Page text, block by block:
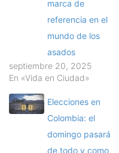
marca de
referencia en el
mundo de los
asados
septiembre 20, 2025
En «Vida en Ciudad»
Elecciones en
Colombia: el
domingo pasará
de todo y como